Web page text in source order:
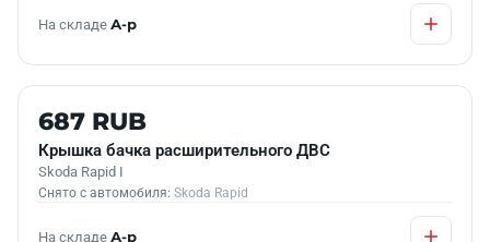
На складе А-р
Б/У В НАЛИЧИИ
687 RUB
Крышка бачка расширительного ДВС
Skoda Rapid I
Снято с автомобиля: Skoda Rapid
На складе А-р